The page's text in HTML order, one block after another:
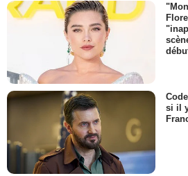
si il